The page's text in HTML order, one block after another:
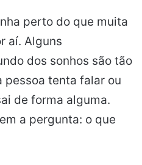
perto do que muita
aí. Alguns
dos sonhos são tão
pessoa tenta falar ou
de forma alguma.
a pergunta: o que